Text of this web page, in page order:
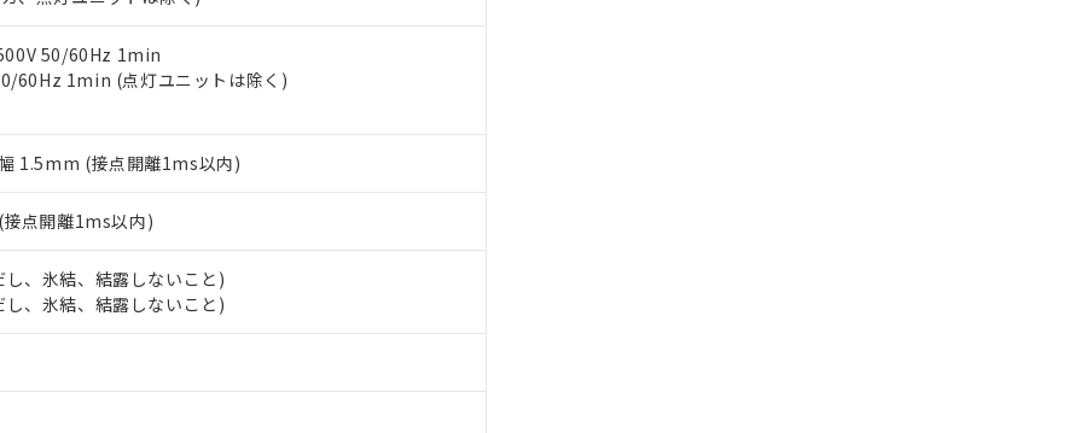
50/60Hz 1min
60Hz 1min (点灯ユニットは除く)
1.5mm (接点開離1ms以内)
(接点開離1ms以内)
、氷結、結露しないこと)
、氷結、結露しないこと)
者とは、"個人情報の共同利用に関して"
の「1.共同利用者の範囲」に記載されて
ます。
）の非含有証明書
（当社基準）
で非含有を証明するもので、過去に遡って非含有を証明するものではありません。
タル酸エステル類４物質の対応では、対応完了までの期間は出荷製品に未対応品が
欄に対応日を記載しておりました。
の在庫切替を完了していることから、特段のことがない限り、2022年1月12日よ